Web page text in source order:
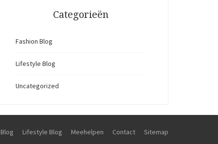
Categorieën
Fashion Blog
Lifestyle Blog
Uncategorized
Lifestyle Blog Meehelpen Contact Sitemap